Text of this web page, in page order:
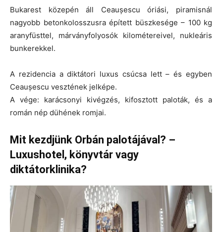
Bukarest közepén áll Ceaușescu óriási, piramisnál
nagyobb betonkolosszusra épített büszkesége – 100 kg
aranyfüsttel, márványfolyosók kilométereivel, nukleáris
bunkerekkel.
A rezidencia a diktátori luxus csúcsa lett – és egyben
Ceaușescu vesztének jelképe.
A vége: karácsonyi kivégzés, kifosztott paloták, és a
román nép dühének romjai.
Mit kezdjünk Orbán palotájával? –
Luxushotel, könyvtár vagy
diktátorklinika?